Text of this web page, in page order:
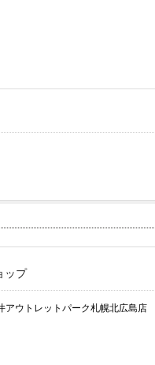
ップ
ウトレットパーク札幌北広島店